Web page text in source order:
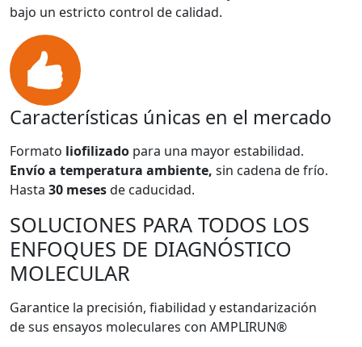
bajo un estricto control de calidad.
Características únicas en el mercado
Formato liofilizado para una mayor estabilidad.
Envío a temperatura ambiente, sin cadena de frío.
Hasta 30 mesesde caducidad.
SOLUCIONES PARA TODOS LOS
ENFOQUES DE DIAGNÓSTICO
MOLECULAR
Garantice la precisión, fiabilidad y estandarización
de sus ensayos moleculares con AMPLIRUN®